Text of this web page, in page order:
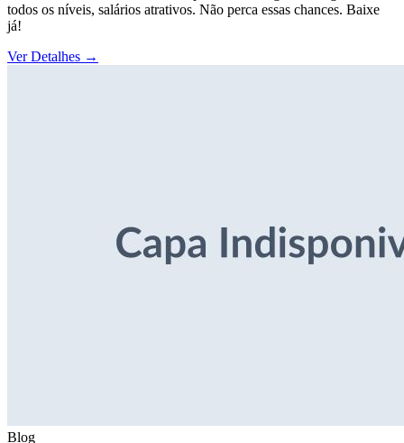
todos os níveis, salários atrativos. Não perca essas chances. Baixe
já!
Ver Detalhes →
Blog